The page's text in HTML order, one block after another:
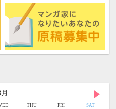
THU FRI SAT